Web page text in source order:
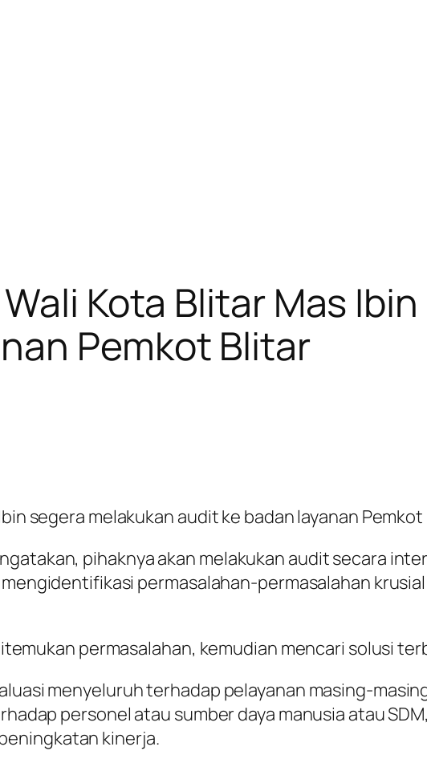
Kota Blitar Mas
Pemkot Blitar
segera melakukan audit ke badan layanan Pemkot
pihaknya akan melakukan audit secara
permasalahan-permasalahan
permasalahan, kemudian mencari solusi
menyeluruh terhadap pelayanan masing-
personel atau sumber daya manusia atau
kinerja.